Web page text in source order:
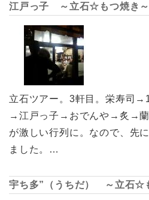
江戸っ子 ～立石☆もつ焼き～
立石ツアー。3軒目。栄寿司
→江戸っ子→おでんや→炙→蘭
が激しい行列に。なので、先
ました。…
宇ち多”（うちだ） ～立石☆